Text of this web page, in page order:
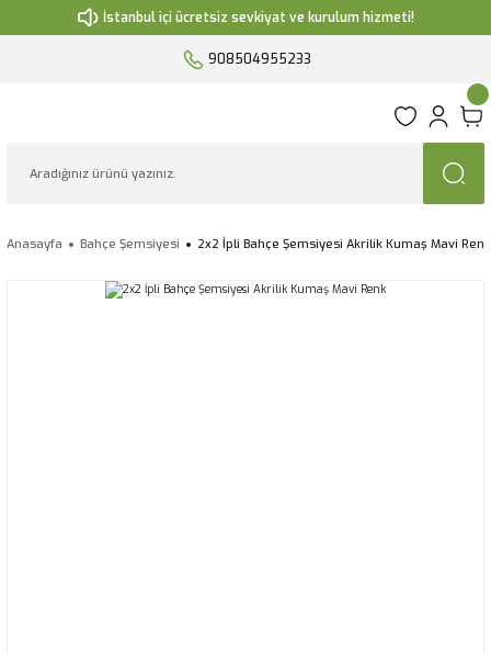
İstanbul içi ücretsiz sevkiyat ve kurulum hizmeti!
908504955233
Anasayfa Bahçe Şemsiyesi 2x2 İpli Bahçe Şemsiyesi Akrilik Kumaş Mavi Renk